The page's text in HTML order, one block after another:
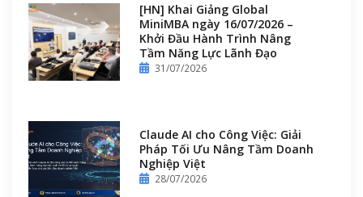
[HN] Khai Giảng Global
MiniMBA ngày 16/07/2026 –
Khởi Đầu Hành Trình Nâng
Tầm Năng Lực Lãnh Đạo
31/07/2026
Claude AI cho Công Việc: Giải
Pháp Tối Ưu Nâng Tầm Doanh
Nghiệp Việt
28/07/2026